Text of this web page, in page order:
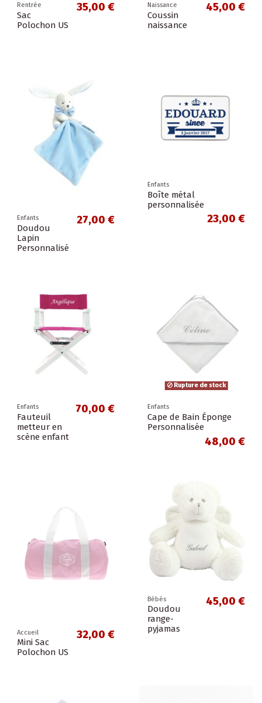
Rentrée
Sac
Polochon US
35,00 € Naissance
Coussin
naissance
45,00 €
Enfants
Doudou
Lapin
Personnalisé
27,00 €
Enfants
Boîte métal
personnalisée
23,00 €
Enfants
Fauteuil
metteur en
scène enfant
70,00 €
Rupture de stock
Enfants
Cape de Bain Éponge
Personnalisée
48,00 €
Accueil
Mini Sac
Polochon US
32,00 €
Bébés
Doudou
range-
pyjamas
45,00 €